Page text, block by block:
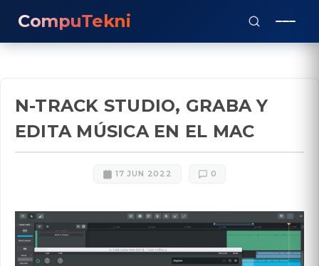
CompuTekni
N-TRACK STUDIO, GRABA Y
EDITA MÚSICA EN EL MAC
17 JUN 2022 0